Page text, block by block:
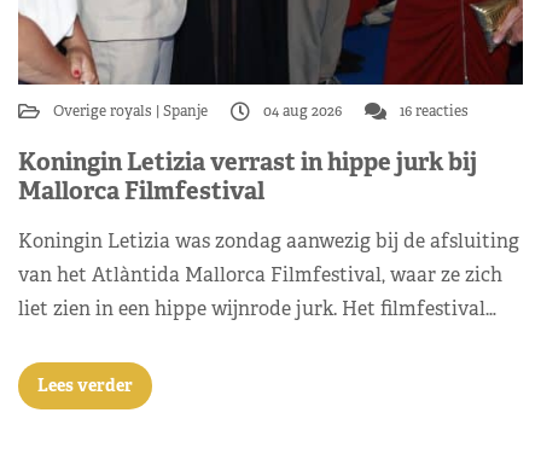
Overige royals Spanje 04 aug 2026 16 reacties
Koningin Letizia verrast in hippe jurk bij
Mallorca Filmfestival
Koningin Letizia was zondag aanwezig bij de afsluiting
van het Atlàntida Mallorca Filmfestival, waar ze zich
liet zien in een hippe wijnrode jurk. Het filmfestival…
Lees verder